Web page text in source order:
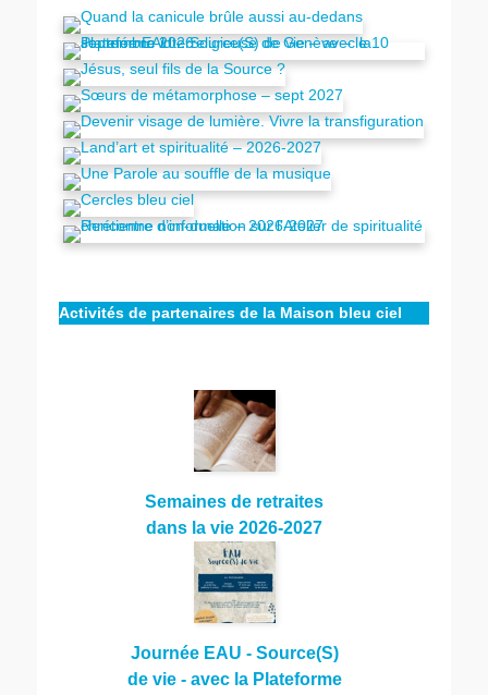
Activités de partenaires de la Maison bleu ciel
Semaines de retraites
dans la vie 2026-2027
Journée EAU - Source(S)
de vie - avec la Plateforme